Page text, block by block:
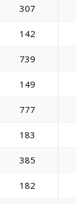
307
142
739
149
777
183
385
182